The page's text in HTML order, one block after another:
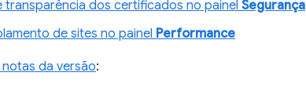
transparência dos certificados no painel Segurança
de sites no painel Performance
da versão: